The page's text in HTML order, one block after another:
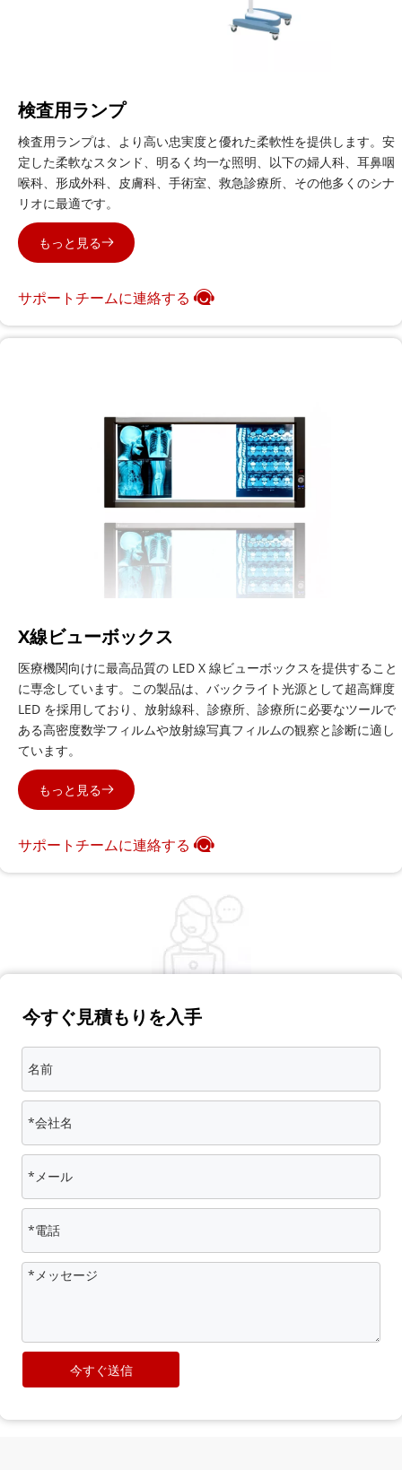
検査用ランプ
検査用ランプは、より高い忠実度と優れた柔軟性を提供します。安
定した柔軟なスタンド、明るく均一な照明、以下の婦人科、耳鼻咽
喉科、形成外科、皮膚科、手術室、救急診療所、その他多くのシナ
リオに最適です。
もっと見る
サポートチームに連絡する
X線ビューボックス
医療機関向けに最高品質の LED X 線ビューボックスを提供すること
に専念しています。この製品は、バックライト光源として超高輝度
LED を採用しており、放射線科、診療所、診療所に必要なツールで
ある高密度数学フィルムや放射線写真フィルムの観察と診断に適し
ています。
もっと見る
サポートチームに連絡する
今すぐ見積もりを入手
今すぐ送信